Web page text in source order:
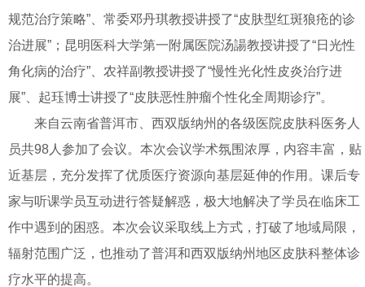
规范治疗策略”、常委邓丹琪教授讲授了“皮肤型红斑狼疮的诊
治进展”；昆明医科大学第一附属医院汤諹教授讲授了“日光性
角化病的治疗”、农祥副教授讲授了“慢性光化性皮炎治疗进
展”、起珏博士讲授了“皮肤恶性肿瘤个性化全周期诊疗”。
来自云南省普洱市、西双版纳州的各级医院皮肤科医务人
员共98人参加了会议。本次会议学术氛围浓厚，内容丰富，贴
近基层，充分发挥了优质医疗资源向基层延伸的作用。课后专
家与听课学员互动进行答疑解惑，极大地解决了学员在临床工
作中遇到的困惑。本次会议采取线上方式，打破了地域局限，
辐射范围广泛，也推动了普洱和西双版纳州地区皮肤科整体诊
疗水平的提高。